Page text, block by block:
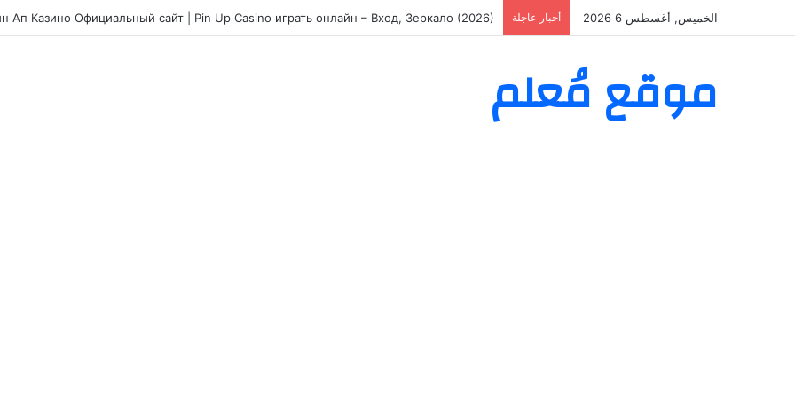
الخميس, أغسطس 6 2026 أخبار عاجلة com o chicken road slot e estratégias para ultrapassar os obstáculos com sucesso
موقع مُعلم